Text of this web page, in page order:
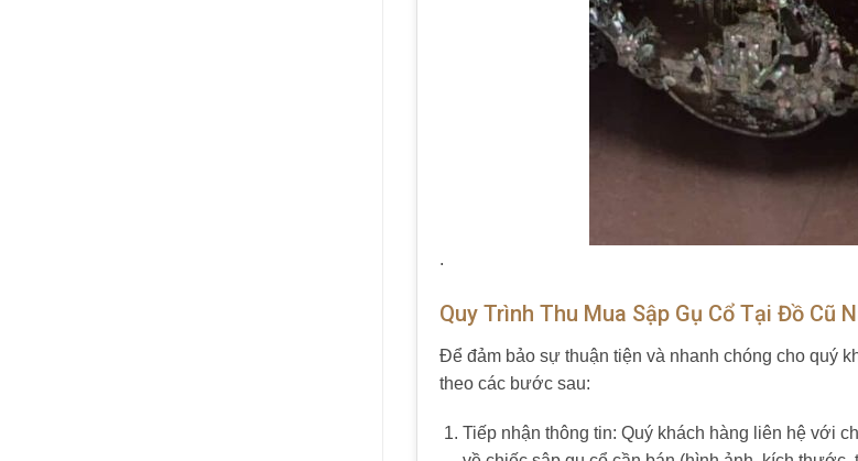
.
Quy Trình Thu Mua Sập Gụ Cổ Tại Đồ Cũ
Để đảm bảo sự thuận tiện và nhanh chóng cho quý
theo các bước sau:
Tiếp nhận thông tin: Quý khách hàng liên hệ với